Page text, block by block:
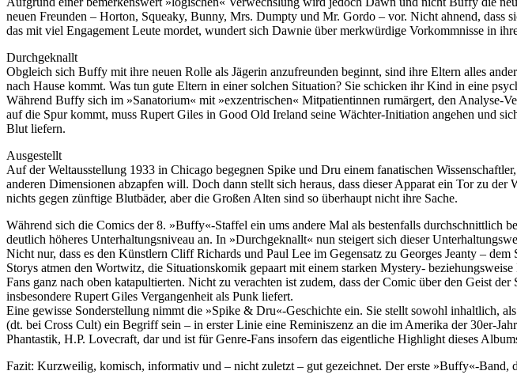
neuen Freunden – Horton, Squeaky, Bunny, Mrs. Dumpty und Mr. Gordo – vor. Nicht ahnend, dass
das mit viel Engagement Leute mordet, wundert sich Dawnie über merkwürdige Vorkommnisse in
Durchgeknallt
Obgleich sich Buffy mit ihre neuen Rolle als Jägerin anzufreunden beginnt, sind ihre Eltern alles
nach Hause kommt. Was tun gute Eltern in einer solchen Situation? Sie schicken ihr Kind in eine
Während Buffy sich im »Sanatorium« mit »exzentrischen« Mitpatientinnen rumärgert, den Analyse-
auf die Spur kommt, muss Rupert Giles in Good Old Ireland seine Wächter-Initiation angehen und
Blut liefern.
Ausgestellt
Auf der Weltausstellung 1933 in Chicago begegnen Spike und Dru einem fanatischen
anderen Dimensionen abzapfen will. Doch dann stellt sich heraus, dass dieser Apparat ein Tor zu
nichts gegen zünftige Blutbäder, aber die Großen Alten sind so überhaupt nicht ihre Sache.
Während sich die Comics der 8. »Buffy«-Staffel ein ums andere Mal als bestenfalls durchschnittlich
deutlich höheres Unterhaltungsniveau an. In »Durchgeknallt« nun steigert sich dieser
Nicht nur, dass es den Künstlern Cliff Richards und Paul Lee im Gegensatz zu Georges Jeanty –
Storys atmen den Wortwitz, die Situationskomik gepaart mit einem starken Mystery-
Fans ganz nach oben katapultierten. Nicht zu verachten ist zudem, dass der Comic über den Geist
insbesondere Rupert Giles Vergangenheit als Punk liefert.
Eine gewisse Sonderstellung nimmt die »Spike & Dru«-Geschichte ein. Sie stellt sowohl inhaltlich,
(dt. bei Cross Cult) ein Begriff sein – in erster Linie eine Reminiszenz an die im Amerika der 30er-
Phantastik, H.P. Lovecraft, dar und ist für Genre-Fans insofern das eigentliche Highlight dieses
Fazit: Kurzweilig, komisch, informativ und – nicht zuletzt – gut gezeichnet. Der erste »Buffy«-Band,